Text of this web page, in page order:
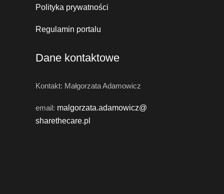
Polityka prywatności
Regulamin portalu
Dane kontaktowe
Kontakt: Małgorzata Adamowicz
email: malgorzata.adamowicz@
sharethecare.pl